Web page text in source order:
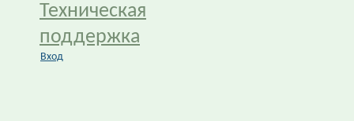
Техническая
поддержка
Вход